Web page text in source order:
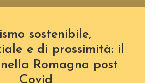
sostenibile,
e di prossimità: il
Romagna post
Covid